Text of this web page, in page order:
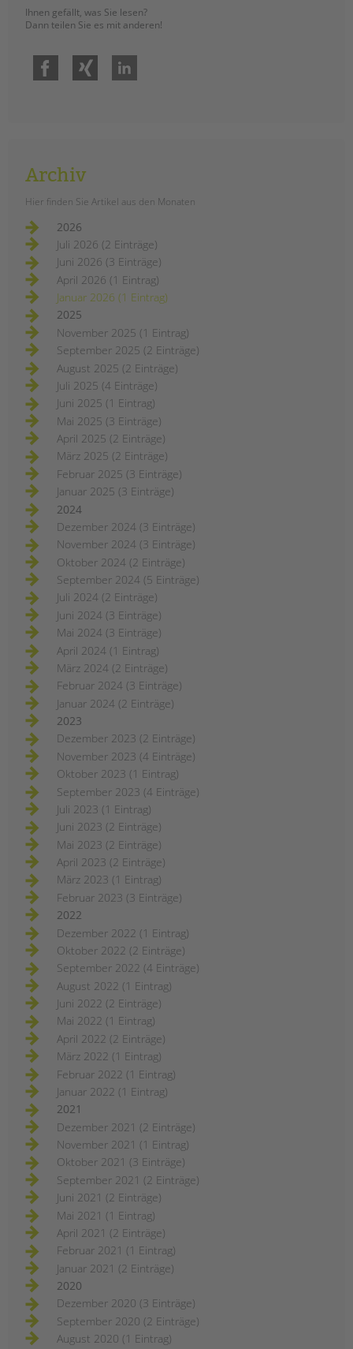
tandem als Arbeitgeberin
unkuerzbar
KONTAKT
Impressum
Datenschutz
Hinweisgebersystem
Intranet
Ihnen gefällt, was Sie lesen?
Dann teilen Sie es mit anderen!
Facebook
Archiv
Hier finden Sie Artikel aus den Monaten
2026
Juli 2026 (2 Einträge)
Juni 2026 (3 Einträge)
April 2026 (1 Eintrag)
Januar 2026 (1 Eintrag)
2025
November 2025 (1 Eintrag)
September 2025 (2 Einträge)
August 2025 (2 Einträge)
Juli 2025 (4 Einträge)
Juni 2025 (1 Eintrag)
Mai 2025 (3 Einträge)
April 2025 (2 Einträge)
März 2025 (2 Einträge)
Februar 2025 (3 Einträge)
Januar 2025 (3 Einträge)
2024
Dezember 2024 (3 Einträge)
November 2024 (3 Einträge)
Oktober 2024 (2 Einträge)
September 2024 (5 Einträge)
Juli 2024 (2 Einträge)
Juni 2024 (3 Einträge)
Mai 2024 (3 Einträge)
April 2024 (1 Eintrag)
März 2024 (2 Einträge)
Februar 2024 (3 Einträge)
Januar 2024 (2 Einträge)
2023
Dezember 2023 (2 Einträge)
November 2023 (4 Einträge)
Oktober 2023 (1 Eintrag)
September 2023 (4 Einträge)
Juli 2023 (1 Eintrag)
Juni 2023 (2 Einträge)
Mai 2023 (2 Einträge)
April 2023 (2 Einträge)
März 2023 (1 Eintrag)
Februar 2023 (3 Einträge)
2022
Dezember 2022 (1 Eintrag)
Oktober 2022 (2 Einträge)
September 2022 (4 Einträge)
August 2022 (1 Eintrag)
Juni 2022 (2 Einträge)
Mai 2022 (1 Eintrag)
April 2022 (2 Einträge)
März 2022 (1 Eintrag)
Februar 2022 (1 Eintrag)
Januar 2022 (1 Eintrag)
2021
Dezember 2021 (2 Einträge)
November 2021 (1 Eintrag)
Oktober 2021 (3 Einträge)
September 2021 (2 Einträge)
Juni 2021 (2 Einträge)
Mai 2021 (1 Eintrag)
April 2021 (2 Einträge)
Februar 2021 (1 Eintrag)
Januar 2021 (2 Einträge)
2020
Dezember 2020 (3 Einträge)
September 2020 (2 Einträge)
August 2020 (1 Eintrag)